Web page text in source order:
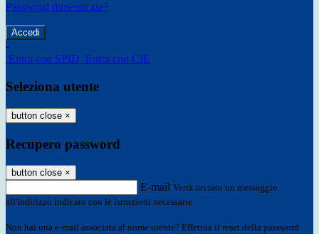
Password dimenticata?
-
Entra con SPID Entra con CIE
Seleziona utente
button close ×
Recupero password
button close ×
E-mail Verrà inviato un messaggio
all'indirizzo indicato con le istruzioni necessarie.
Non hai una e-mail associata al nome utente? Effettua il reset della password